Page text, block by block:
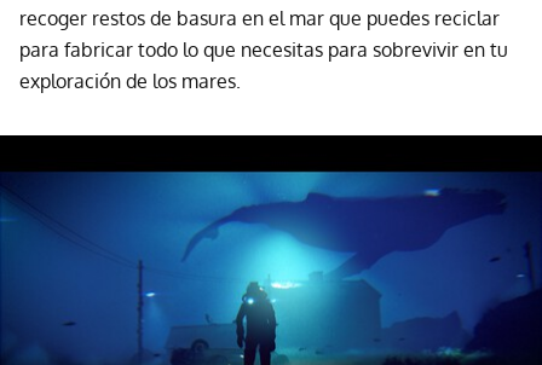
recoger restos de basura en el mar que puedes reciclar
para fabricar todo lo que necesitas para sobrevivir en tu
exploración de los mares.